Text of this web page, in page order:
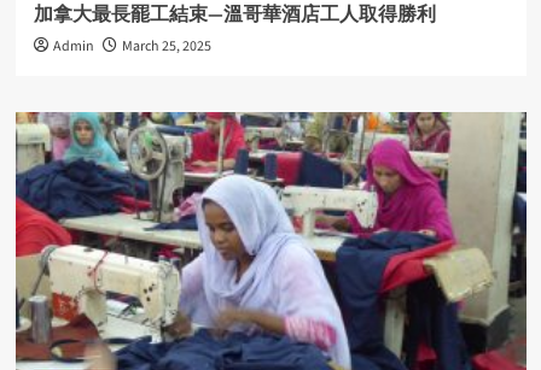
加拿大最長罷工結束―溫哥華酒店工人取得勝利
Admin March 25, 2025